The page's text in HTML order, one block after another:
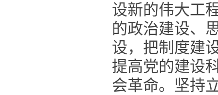
设新的伟大工
的政治建设、
设，把制度建
提高党的建设
会革命。坚持